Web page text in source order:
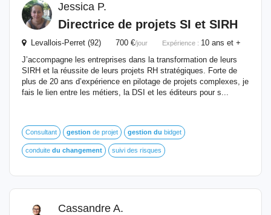
Jessica P.
Directrice de projets SI et SIRH
Levallois-Perret (92) 700 €/jour Expérience : 10 ans et +
J’accompagne les entreprises dans la transformation de leurs
SIRH et la réussite de leurs projets RH stratégiques. Forte de
plus de 20 ans d’expérience en pilotage de projets complexes, je
fais le lien entre les métiers, la DSI et les éditeurs pour s...
Consultant gestion de projet gestion du bidget
conduite du changement suivi des risques
Cassandre A.